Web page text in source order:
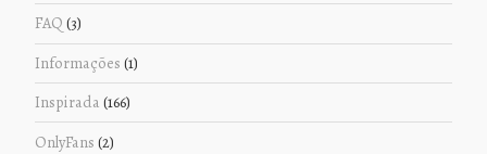
FAQ (3)
Informações (1)
Inspirada (166)
OnlyFans (2)